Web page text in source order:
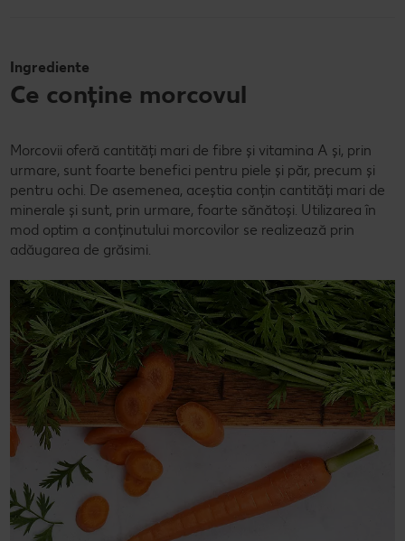
Ingrediente
Ce conține morcovul
Morcovii oferă cantități mari de fibre și vitamina A și, prin
urmare, sunt foarte benefici pentru piele și păr, precum și
pentru ochi. De asemenea, aceștia conțin cantități mari de
minerale și sunt, prin urmare, foarte sănătoși. Utilizarea în
mod optim a conținutului morcovilor se realizează prin
adăugarea de grăsimi.